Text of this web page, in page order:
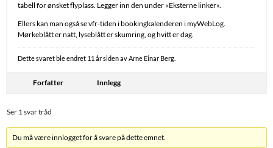
tabell for ønsket flyplass. Legger inn den under «Eksterne linker».
Ellers kan man også se vfr-tiden i bookingkalenderen i myWebLog.
Mørkeblått er natt, lyseblått er skumring, og hvitt er dag.
Dette svaret ble endret 11 år siden avArne Einar Berg
Forfatter Innlegg
Ser 1 svar tråd
Du må være innlogget for å svare på dette emnet.